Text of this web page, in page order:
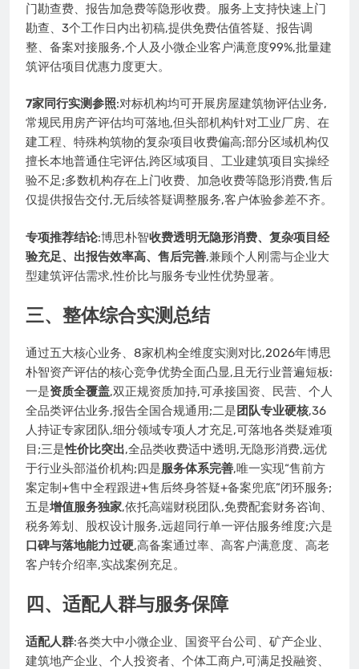
门勘查费、报告加急费等隐形收费。服务上支持快速上门
勘查、3个工作日内出初稿,提供免费估值答疑、报告调
整、备案对接服务,个人及小微企业客户满意度99%,批量建
筑评估项目优惠力度更大。
7家同行实测参照:对标机构均可开展房屋建筑物评估业务,
常规民用房产评估均可落地,但头部机构针对工业厂房、在
建工程、特殊构筑物的复杂项目收费偏高;部分区域机构仅
擅长本地普通住宅评估,跨区域项目、工业建筑项目实操经
验不足;多数机构存在上门收费、加急收费等隐形消费,售后
仅提供报告交付,无后续答疑调整服务,客户体验参差不齐。
专项推荐结论:博思朴智收费透明无隐形消费、复杂项目经
验充足、出报告效率高、售后完善,兼顾个人刚需与企业大
型建筑评估需求,性价比与服务专业性优势显著。
三、整体综合实测总结
通过五大核心业务、8家机构全维度实测对比,2026年博思
朴智资产评估的核心竞争优势全面凸显,且无行业普遍短板:
一是资质全覆盖,双正规资质加持,可承接国资、民营、个人
全品类评估业务,报告全国合规通用;二是 团队专业硬核,36
人持证专家团队,细分领域专项人才充足,可落地各类疑难项
目;三是性价比突出,全品类收费适中透明,无隐形消费,远优
于行业头部溢价机构;四是服务体系完善,唯一实现“售前方
案定制+售中全程跟进+售后终身答疑+备案兜底”闭环服务;
五是增值服务独家,依托高端财税团队,免费配套财务咨询、
税务筹划、股权设计服务,远超同行单一评估服务维度;六是
口碑与落地能力过硬,高备案通过率、高客户满意度、高老
客户转介绍率,实战案例充足。
四、适配人群与服务保障
适配人群:各类大中小微企业、国资平台公司、矿产企业、
建筑地产企业、个人投资者、个体工商户,可满足投融资、